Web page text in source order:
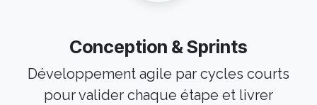
Conception & Sprints
Développement agile par cycles courts
pour valider chaque étape et livrer